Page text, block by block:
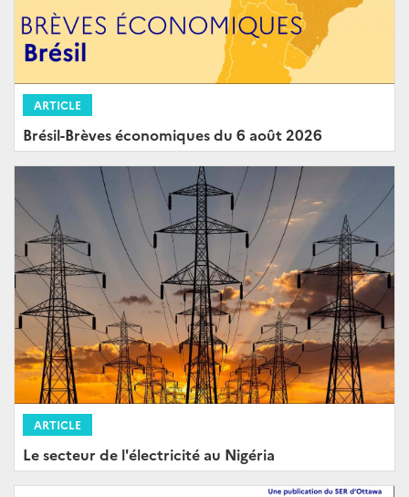
ARTICLE
Brésil-Brèves économiques du 6 août 2026
ARTICLE
Le secteur de l'électricité au Nigéria